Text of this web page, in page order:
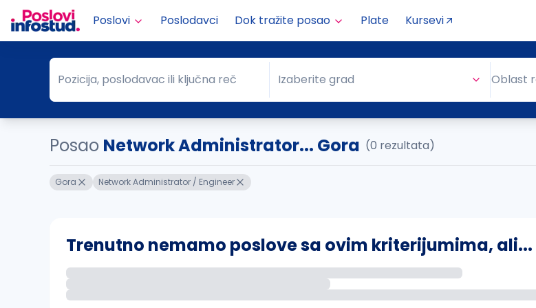
Poslovi Poslodavci Dok tražite posao Plate Kursevi
Pozicija, poslodavac ili ključna reč
Pozicija, poslodavac ili ključna reč Grad
Izaberite grad Oblast
Posao Network Administrator... Gora (0 rezultata)
Gora Network Administrator / Engineer
Trenutno nemamo poslove sa ovim kriterijumima, ali...